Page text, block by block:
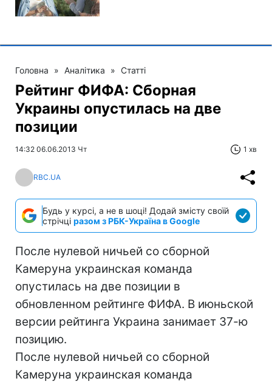
Головна » Аналітика » Статті
Рейтинг ФИФА: Сборная
Украины опустилась на две
позиции
14:32 06.06.2013 Чт 1 хв
RBC.UA
Будь у курсі, а не в шоці! Додай змісту своїй
стрічці разом з РБК-Україна в Google
После нулевой ничьей со сборной
Камеруна украинская команда
опустилась на две позиции в
обновленном рейтинге ФИФА. В июньской
версии рейтинга Украина занимает 37-ю
позицию.
После нулевой ничьей со сборной
Камеруна украинская команда